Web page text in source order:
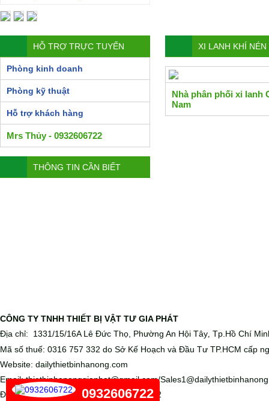
HỖ TRỢ TRỰC TUYẾN
Phòng kinh doanh
Phòng kỹ thuật
Hỗ trợ khách hàng
Mrs Thủy - 0932606722
THÔNG TIN CẦN BIẾT
XI LANH KHÍ
Nhà phân phối xi lanh
Nam
CÔNG TY TNHH THIẾT BỊ VẬT TƯ GIA PHÁT
Địa chỉ: 1331/15/16A Lê Đức Thọ, Phường An Hội Tây, Tp.Hồ Chí
Mã số thuế: 0316 757 332 do Sở Kế Hoạch và Đầu Tư TP.HCM cấp
Website: dailythietbinhanong.com
Email: thietbinhanonggiaphat@gmail.com/
Điện thoại: 028 6656 5988 - 0932 606 722
0932606722